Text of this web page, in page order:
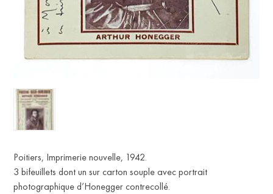
Poitiers, Imprimerie nouvelle, 1942.
3 bifeuillets dont un sur carton souple avec portrait
photographique d’Honegger contrecollé.